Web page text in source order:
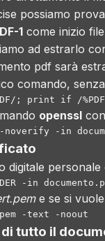
possiamo
1come inizio
ad estrarlo
pdf sarà
comando,
; print if /
opensslcon
-in
digitale
-in
e se si
-text -noout
tutto il